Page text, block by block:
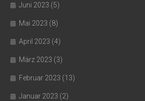
Juni 2023 (5)
Mai 2023 (8)
April 2023 (4)
März 2023 (3)
Februar 2023 (13)
Januar 2023 (2)